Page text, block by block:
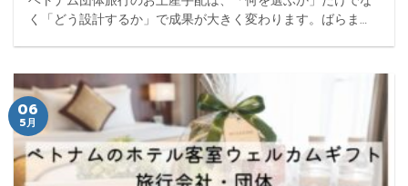
く「どう設計するか」で成果が大きく変わります。ばらまき
解した ... ...
06
5月